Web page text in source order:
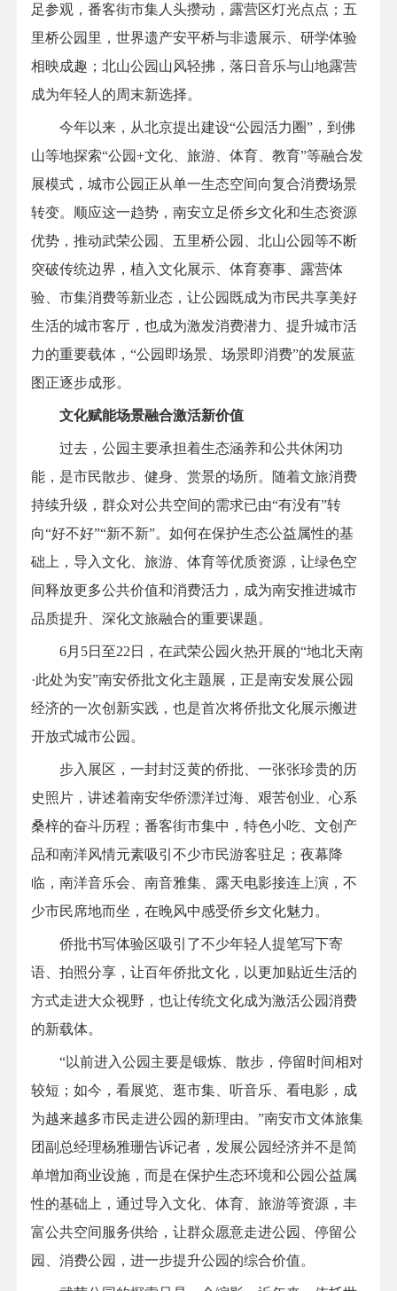
足参观，番客街市集人头攒动，露营区灯光点点；五
里桥公园里，世界遗产安平桥与非遗展示、研学体验
相映成趣；北山公园山风轻拂，落日音乐与山地露营
成为年轻人的周末新选择。
今年以来，从北京提出建设“公园活力圈”，到佛
山等地探索“公园+文化、旅游、体育、教育”等融合发
展模式，城市公园正从单一生态空间向复合消费场景
转变。顺应这一趋势，南安立足侨乡文化和生态资源
优势，推动武荣公园、五里桥公园、北山公园等不断
突破传统边界，植入文化展示、体育赛事、露营体
验、市集消费等新业态，让公园既成为市民共享美好
生活的城市客厅，也成为激发消费潜力、提升城市活
力的重要载体，“公园即场景、场景即消费”的发展蓝
图正逐步成形。
文化赋能场景融合激活新价值
过去，公园主要承担着生态涵养和公共休闲功
能，是市民散步、健身、赏景的场所。随着文旅消费
持续升级，群众对公共空间的需求已由“有没有”转
向“好不好”“新不新”。如何在保护生态公益属性的基
础上，导入文化、旅游、体育等优质资源，让绿色空
间释放更多公共价值和消费活力，成为南安推进城市
品质提升、深化文旅融合的重要课题。
6月5日至22日，在武荣公园火热开展的“地北天南
·此处为安”南安侨批文化主题展，正是南安发展公园
经济的一次创新实践，也是首次将侨批文化展示搬进
开放式城市公园。
步入展区，一封封泛黄的侨批、一张张珍贵的历
史照片，讲述着南安华侨漂洋过海、艰苦创业、心系
桑梓的奋斗历程；番客街市集中，特色小吃、文创产
品和南洋风情元素吸引不少市民游客驻足；夜幕降
临，南洋音乐会、南音雅集、露天电影接连上演，不
少市民席地而坐，在晚风中感受侨乡文化魅力。
侨批书写体验区吸引了不少年轻人提笔写下寄
语、拍照分享，让百年侨批文化，以更加贴近生活的
方式走进大众视野，也让传统文化成为激活公园消费
的新载体。
“以前进入公园主要是锻炼、散步，停留时间相对
较短；如今，看展览、逛市集、听音乐、看电影，成
为越来越多市民走进公园的新理由。”南安市文体旅集
团副总经理杨雅珊告诉记者，发展公园经济并不是简
单增加商业设施，而是在保护生态环境和公园公益属
性的基础上，通过导入文化、体育、旅游等资源，丰
富公共空间服务供给，让群众愿意走进公园、停留公
园、消费公园，进一步提升公园的综合价值。